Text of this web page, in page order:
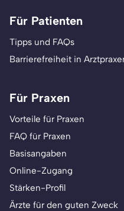
Für Patienten
Tipps und FAQs
Barrierefreiheit in
Für Praxen
Vorteile für Praxen
FAQ für Praxen
Basisangaben
Online-Zugang
Stärken-Profil
Ärzte für den guten Zweck